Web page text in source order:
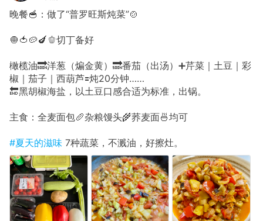
晚餐🥣：做了“普罗旺斯炖菜”🍲
🧅🍅🥔🍆🫑切丁备好
橄榄油🔜洋葱（煸金黄）🔜番茄（出汤）➕芹菜｜土豆｜彩
椒｜茄子｜西葫芦🟰炖20分钟……
🔚黑胡椒海盐，以土豆口感合适为标准，出锅。
主食：全麦面包🥖杂粮馒头🌾荞麦面🍜均可
#夏天的滋味 7种蔬菜，不溅油，好擦灶。